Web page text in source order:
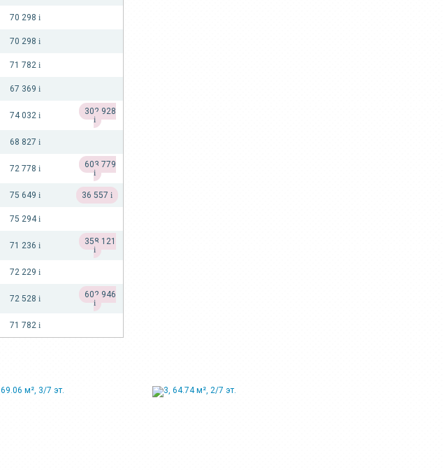
70 298 i
70 298 i
71 782 i
67 369 i
74 032 i
302 928
i
68 827 i
72 778 i
603 779
i
75 649 i 36 557 i
75 294i
71 236 i
358 121
i
72 229 i
72 528 i
602 946
i
71 782 i